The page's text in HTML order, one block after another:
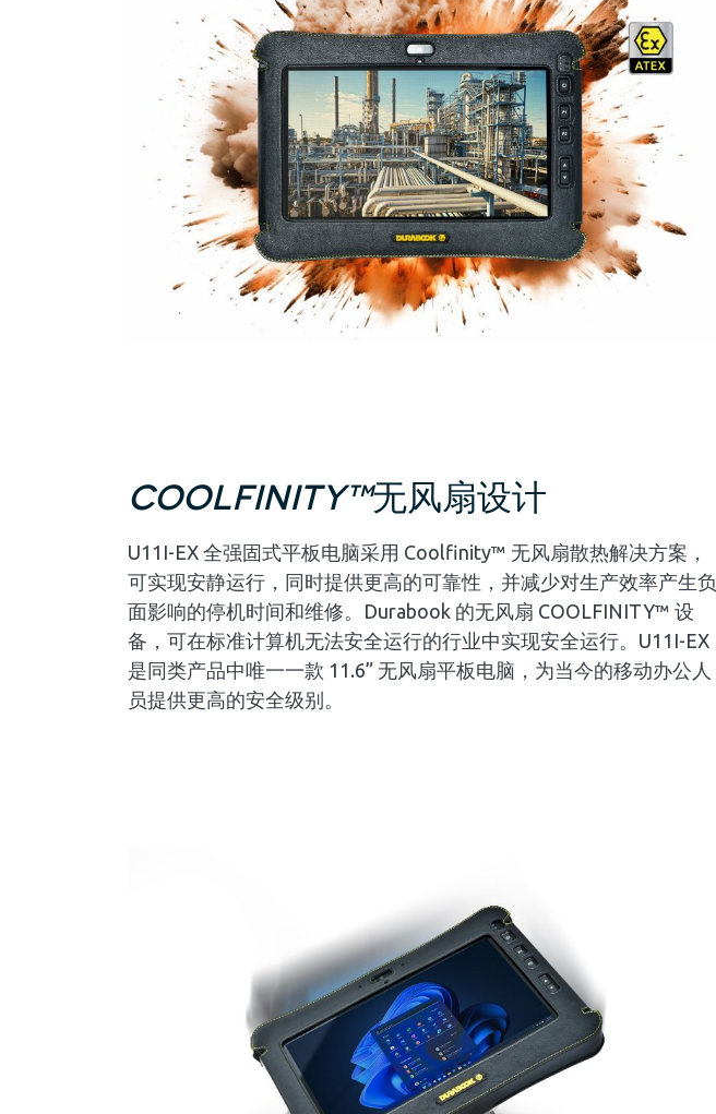
COOLFINITY™无风扇设计
U11I-EX 全强固式平板电脑采用 Coolfinity™ 无风扇散热解决方案，
可实现安静运行，同时提供更高的可靠性，并减少对生产效率产生负
面影响的停机时间和维修。Durabook 的无风扇 COOLFINITY™ 设
备，可在标准计算机无法安全运行的行业中实现安全运行。U11I-EX
是同类产品中唯一一款 11.6” 无风扇平板电脑，为当今的移动办公人
员提供更高的安全级别。